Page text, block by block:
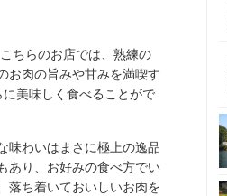
ちらのお店では、熟練の
お肉の旨みや甘みを満喫す
美味しく食べることがで
味わいはまさに極上の逸品
あり、お好みの食べ方でい
落ち着いておいしいお肉を